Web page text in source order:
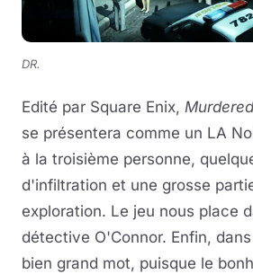
DR.
Edité par Square Enix,
se présentera comme un LA
à la troisième personne,
d'infiltration et une grosse
exploration. Le jeu nous place
détective O'Connor. Enfin,
bien grand mot, puisque le